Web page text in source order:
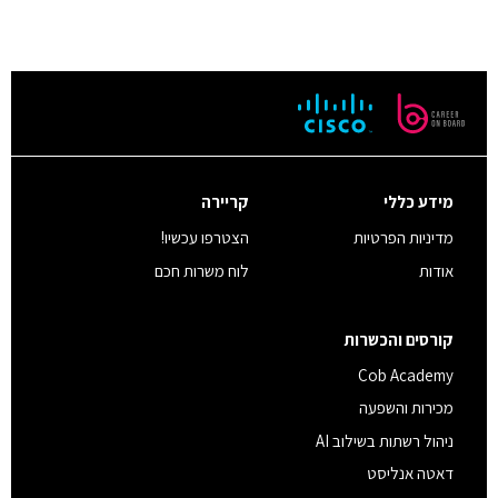
מידע כללי
מדיניות הפרטיות
אודות
קריירה
הצטרפו עכשיו!
לוח משרות חכם
קורסים והכשרות
Cob Academy
מכירות והשפעה
ניהול רשתות בשילוב AI
דאטה אנליסט